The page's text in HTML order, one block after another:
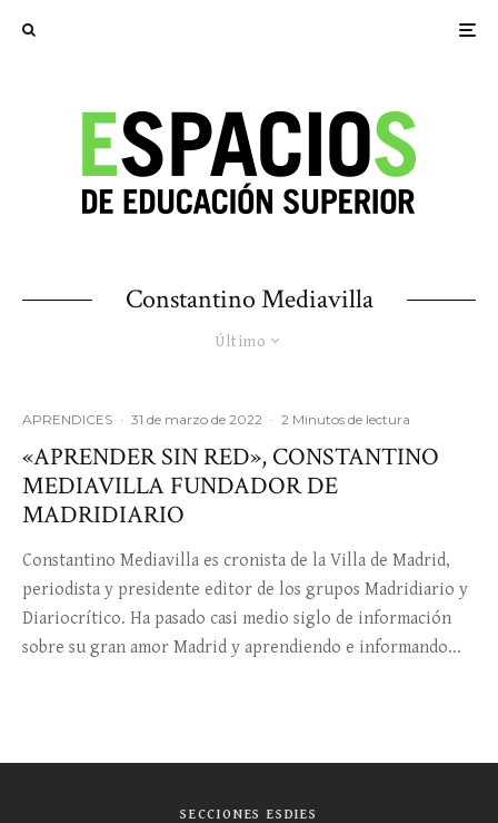
Constantino Mediavilla
Último
APRENDICES · 31 de marzo de 2022 · 2 Minutos de lectura
«APRENDER SIN RED», CONSTANTINO
MEDIAVILLA FUNDADOR DE
MADRIDIARIO
Constantino Mediavilla es cronista de la Villa de Madrid,
periodista y presidente editor de los grupos Madridiario y
Diariocrítico. Ha pasado casi medio siglo de información
sobre su gran amor Madrid y aprendiendo e informando...
SECCIONES ESDIES